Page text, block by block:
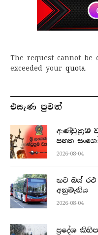
The request cannot be
exceeded your quota.
එසැණ පුව​ත්
ආණ්ඩුක්‍රම
පනත
2026-08-04
නව බස් රථ
අනුමැතිය
2026-08-04
ප්‍රදේශ